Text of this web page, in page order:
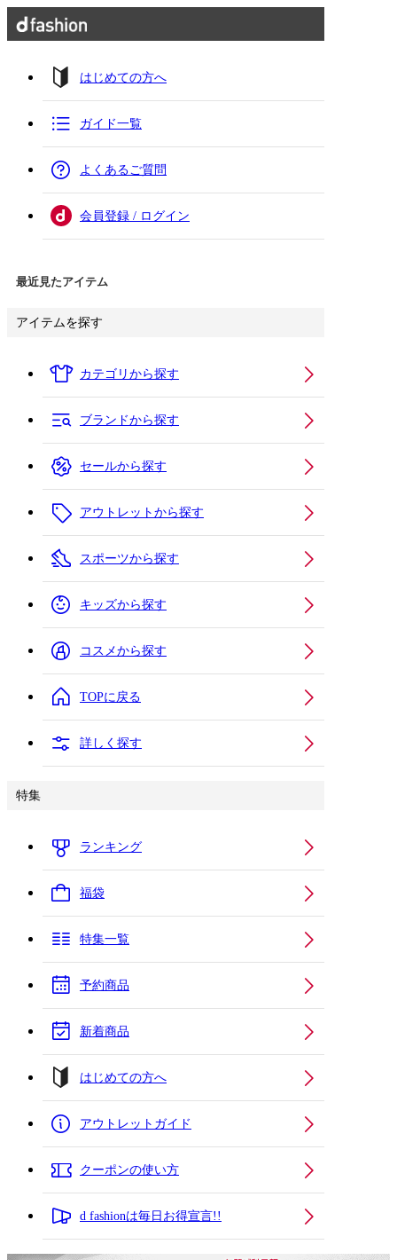
はじめての方へ
ガイド一覧
よくあるご質問
会員登録 / ログイン
最近見たアイテム
アイテムを探す
カテゴリから探す
ブランドから探す
セールから探す
アウトレットから探す
スポーツから探す
キッズから探す
コスメから探す
TOPに戻る
詳しく探す
特集
ランキング
福袋
特集一覧
予約商品
新着商品
はじめての方へ
アウトレットガイド
クーポンの使い方
d fashionは毎日お得宣言!!